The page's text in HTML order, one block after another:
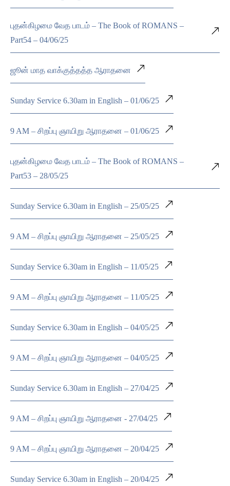
புதன்கிழமை வேத பாடம் – The Book of ROMANS –
Part54 – 04/06/25
ஜூன் மாத வாக்குத்தத்த ஆராதனை
Sunday Service 6.30am in English – 01/06/25
9 AM – சிறப்பு ஞாயிறு ஆராதனை – 01/06/25
புதன்கிழமை வேத பாடம் – The Book of ROMANS –
Part53 – 28/05/25
Sunday Service 6.30am in English – 25/05/25
9 AM – சிறப்பு ஞாயிறு ஆராதனை – 25/05/25
Sunday Service 6.30am in English – 11/05/25
9 AM – சிறப்பு ஞாயிறு ஆராதனை – 11/05/25
Sunday Service 6.30am in English – 04/05/25
9 AM – சிறப்பு ஞாயிறு ஆராதனை – 04/05/25
Sunday Service 6.30am in English – 27/04/25
9 AM – சிறப்பு ஞாயிறு ஆராதனை - 27/04/25
9 AM – சிறப்பு ஞாயிறு ஆராதனை – 20/04/25
Sunday Service 6.30am in English – 20/04/25